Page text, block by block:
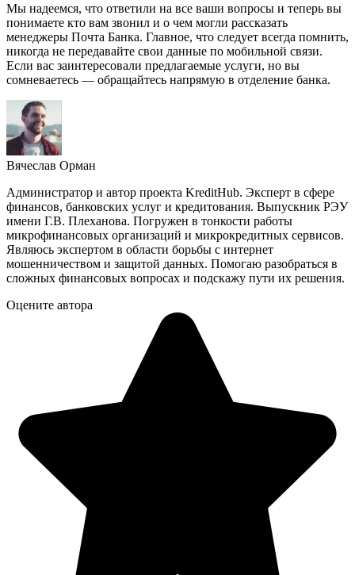
Мы надеемся, что ответили на все ваши вопросы и теперь вы
понимаете кто вам звонил и о чем могли рассказать
менеджеры Почта Банка. Главное, что следует всегда помнить,
никогда не передавайте свои данные по мобильной связи.
Если вас заинтересовали предлагаемые услуги, но вы
сомневаетесь — обращайтесь напрямую в отделение банка.
Вячеслав Орман
Администратор и автор проекта KreditHub. Эксперт в сфере
финансов, банковских услуг и кредитования. Выпускник РЭУ
имени Г.В. Плеханова. Погружен в тонкости работы
микрофинансовых организаций и микрокредитных сервисов.
Являюсь экспертом в области борьбы с интернет
мошенничеством и защитой данных. Помогаю разобраться в
сложных финансовых вопросах и подскажу пути их решения.
Оцените автора